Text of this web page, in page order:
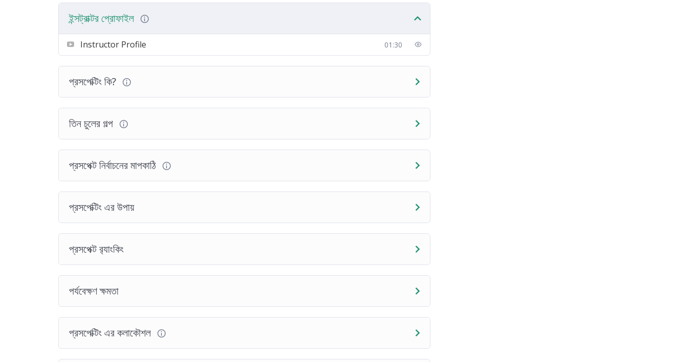
ইন্সট্রাক্টর প্রোফাইল
Instructor Profile 01:30
প্রসপেক্টিং কি?
তিন চুলের গল্প
প্রসপেক্ট নির্বাচনের মাপকাঠি
প্রসপেক্টিং এর উপায়
প্রসপেক্ট র‍্যাংকিং
পর্যবেক্ষণ ক্ষমতা
প্রসপেক্টিং এর কলাকৌশল